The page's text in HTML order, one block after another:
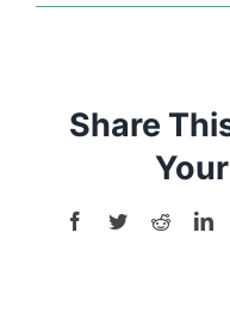
Rytmus
2
sluchom
Share
Facebook
TwitterReddit